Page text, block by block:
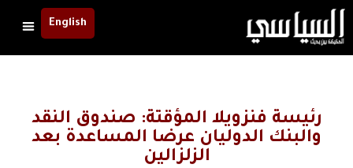
English
رئيسة فنزويلا المؤقتة: صندوق النقد
والبنك الدوليان عرضا المساعدة بعد
الزلزالين